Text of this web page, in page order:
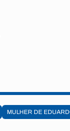
MULHER DE